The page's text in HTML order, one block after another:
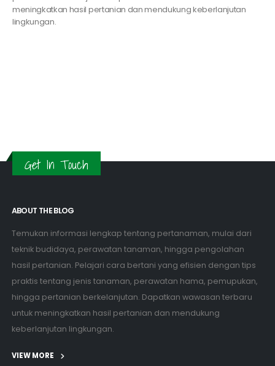
meningkatkan hasil pertanian dan mendukung keberlanjutan
lingkungan.
Get In Touch
ABOUT THE BLOG
Temukan informasi lengkap tentang pertanaman, mulai dari
teknik budidaya, perawatan tanaman, hingga pengolahan
hasil pertanian. Pelajari cara bertani yang efisien dengan tips
praktis tentang jenis tanaman, perawatan hama, pemupukan,
hingga pertanian berkelanjutan. Dapatkan wawasan terbaru
untuk meningkatkan hasil pertanian dan mendukung
keberlanjutan lingkungan.
VIEW MORE